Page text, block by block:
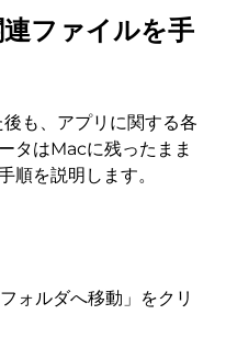
ファイルを手
も、アプリに関する各
タはMacに残ったまま
順を説明します。
ォルダへ移動」をクリ